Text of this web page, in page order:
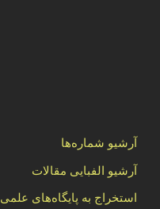
آرشیو شماره‌ها
آرشیو الفبایی مقالات
استخراج به پایگاه‌های علمی